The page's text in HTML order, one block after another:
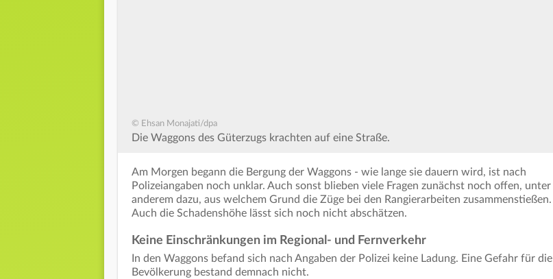
© Ehsan Monajati/dpa
Die Waggons des Güterzugs krachten auf eine Straße.
Am Morgen begann die Bergung der Waggons - wie lange sie dauern wird, ist nach
Polizeiangaben noch unklar. Auch sonst blieben viele Fragen zunächst noch offen, unter
anderem dazu, aus welchem Grund die Züge bei den Rangierarbeiten zusammenstießen.
Auch die Schadenshöhe lässt sich noch nicht abschätzen.
Keine Einschränkungen im Regional- und Fernverkehr
In den Waggons befand sich nach Angaben der Polizei keine Ladung. Eine Gefahr für die
Bevölkerung bestand demnach nicht.